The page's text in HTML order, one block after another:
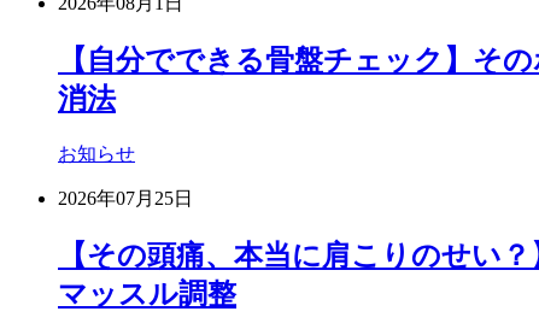
【自分でできる骨盤チェック】そ
消法
お知らせ
2026年07月25日
【その頭痛、本当に肩こりのせい
マッスル調整